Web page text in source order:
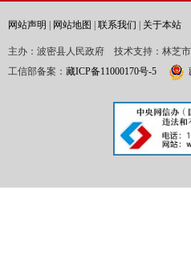
网站声明 网站地图 联系我们 关于本站
主办：波密县人民政府 技术支持：林芝
工信部备案： 藏ICP备11000170号-5